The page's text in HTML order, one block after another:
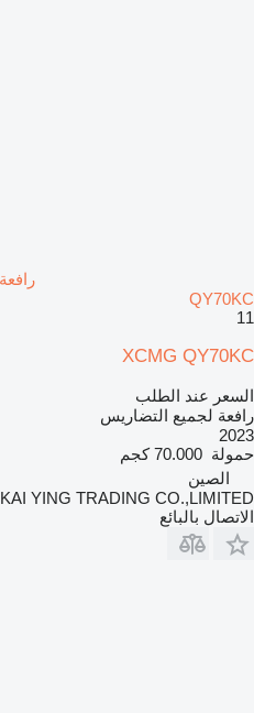
QY70KC
11
XCMG QY70KC
السعر عند الطلب
رافعة لجميع التضاريس
2023
حمولة 70.000 كجم
الصين
YING TRADING CO.,LIMITED
الاتصال بالبائع